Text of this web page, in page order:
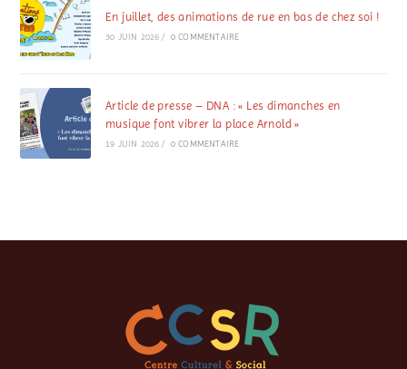
En juillet, des animations de rue en bas de chez soi !
30 JUIN 2026 / 0 COMMENTAIRE
Article de presse – DNA : « Les dimanches en
musique font vibrer la place Arnold »
19 JUIN 2026 / 0 COMMENTAIRE